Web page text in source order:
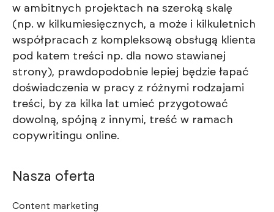
w ambitnych projektach na szeroką skalę
(np. w kilkumiesięcznych, a może i kilkuletnich
współpracach z kompleksową obsługą klienta
pod katem treści np. dla nowo stawianej
strony), prawdopodobnie lepiej będzie łapać
doświadczenia w pracy z różnymi rodzajami
treści, by za kilka lat umieć przygotować
dowolną, spójną z innymi, treść w ramach
copywritingu online.
Nasza oferta
Content marketing